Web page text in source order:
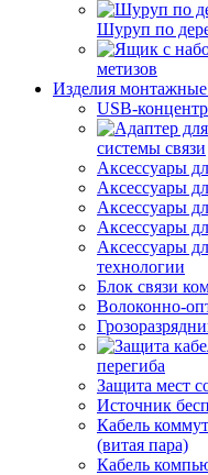
Шуруп по
метизов
Изделия
USB-
системы связи
Аксессуары
Аксессуары
Аксессуары
Аксессуары
Аксессуары
технологии
Блок связи
Волоконно-
перегиба
Защита мест
Источник
Кабель
(витая пара)
Кабель